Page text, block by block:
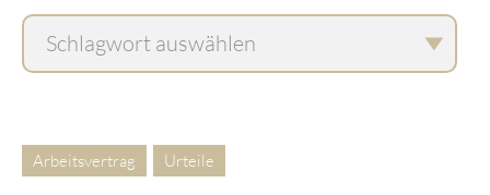
Arbeitsvertrag Urteile